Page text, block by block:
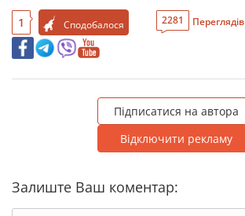
1 Сподобалося 2281 Переглядів
Підписатися на автора
Відключити рекламу
Залиште Ваш коментар: